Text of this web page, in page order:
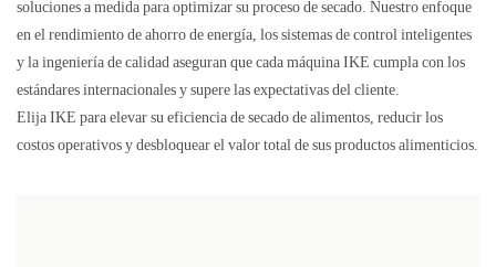
soluciones a medida para optimizar su proceso de secado. Nuestro enfoque
en el rendimiento de ahorro de energía, los sistemas de control inteligentes
y la ingeniería de calidad aseguran que cada máquina IKE cumpla con los
estándares internacionales y supere las expectativas del cliente.
Elija IKE para elevar su eficiencia de secado de alimentos, reducir los
costos operativos y desbloquear el valor total de sus productos alimenticios.